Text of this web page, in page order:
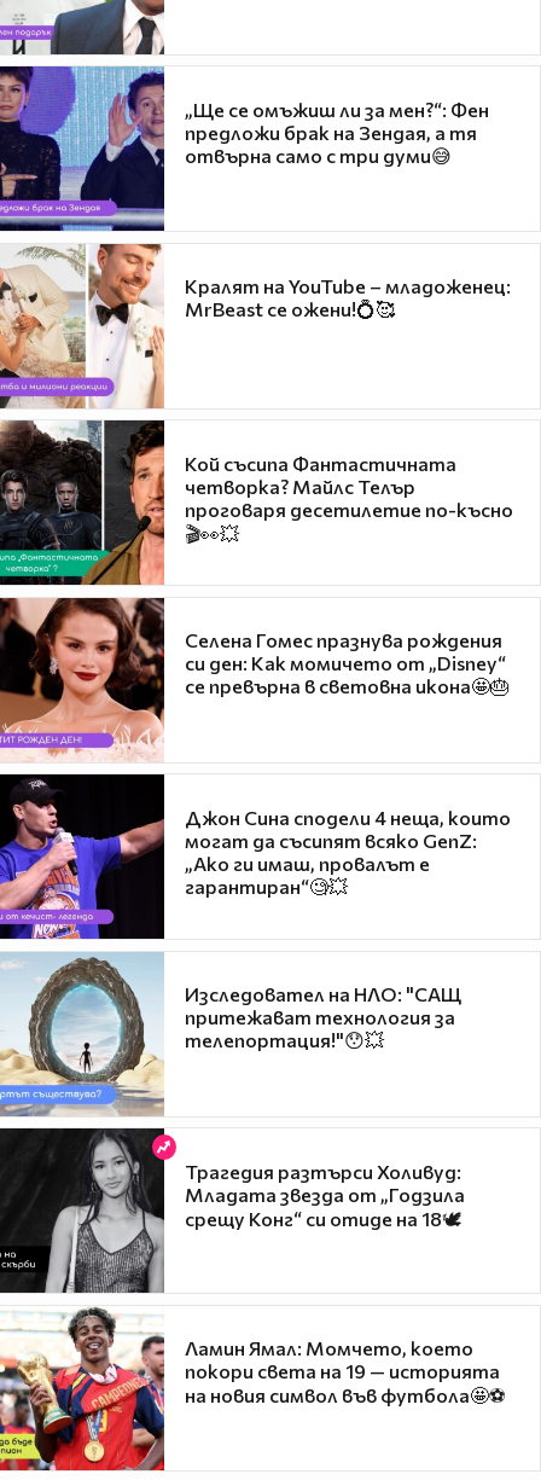
„Ще се омъжиш ли за мен?“: Фен
предложи брак на Зендая, а тя
отвърна само с три думи😅
Кралят на YouTube – младоженец:
MrBeast се ожени!💍🥰
Кой съсипа Фантастичната
четворка? Майлс Телър
проговаря десетилетие по-късно
🎬👀💥
Селена Гомес празнува рождения
си ден: Как момичето от „Disney“
се превърна в световна икона🤩🎂
Джон Сина сподели 4 неща, които
могат да съсипят всяко GenZ:
„Ако ги имаш, провалът е
гарантиран“🧐💥
Изследовател на НЛО: "САЩ
притежават технология за
телепортация!"😯💥
Трагедия разтърси Холивуд:
Младата звезда от „Годзила
срещу Конг“ си отиде на 18🕊️
Ламин Ямал: Момчето, което
покори света на 19 — историята
на новия символ във футбола🤩⚽